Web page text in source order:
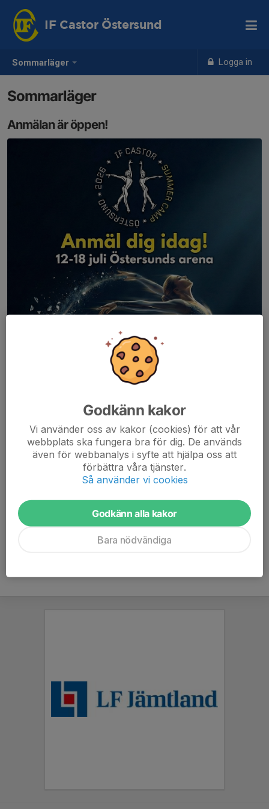
Sommarläger Logga in
IF Castor Östersund
Sommarläger
Anmälan är öppen!
Godkänn kakor
Vi använder oss av kakor (cookies) för att vår
webbplats ska fungera bra för dig. De används
även för webbanalys i syfte att hjälpa oss att
förbättra våra tjänster.
Så använder vi cookies
Godkänn alla kakor
Bara nödvändiga